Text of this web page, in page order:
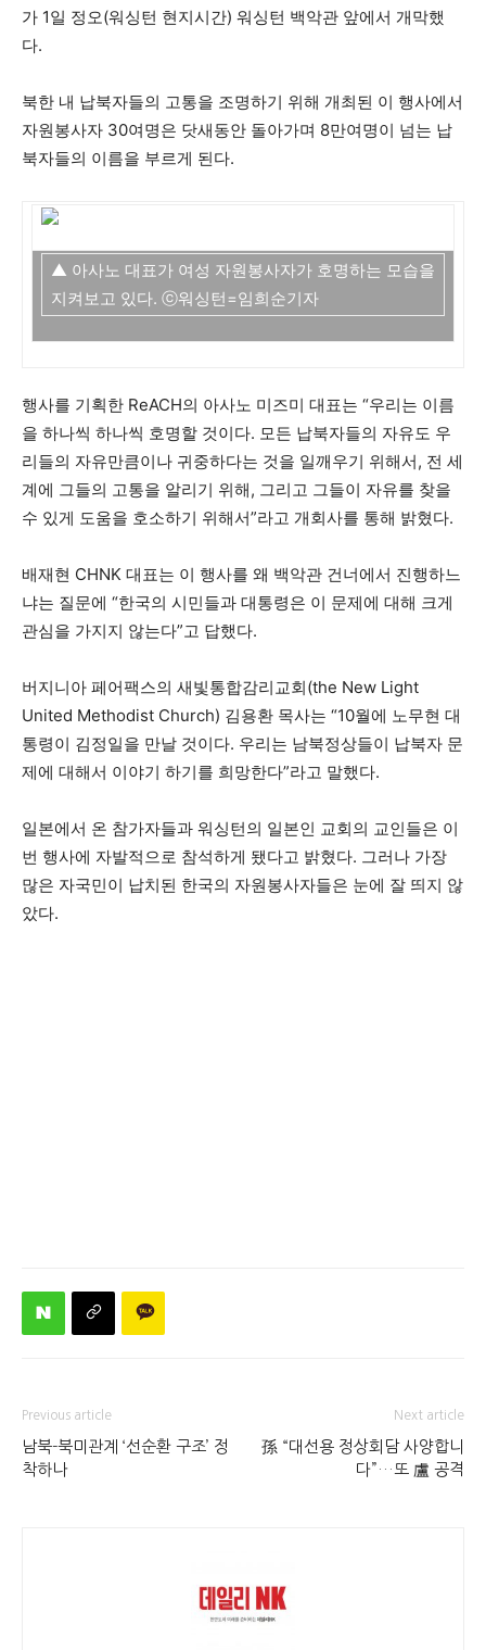
가 1일 정오(워싱턴 현지시간) 워싱턴 백악관 앞에서 개막했
다.
북한 내 납북자들의 고통을 조명하기 위해 개최된 이 행사에서
자원봉사자 30여명은 닷새동안 돌아가며 8만여명이 넘는 납
북자들의 이름을 부르게 된다.
▲ 아사노 대표가 여성 자원봉사자가 호명하는 모습을
지켜보고 있다. ⓒ워싱턴=임희순기자
행사를 기획한 ReACH의 아사노 미즈미 대표는 “우리는 이름
을 하나씩 하나씩 호명할 것이다. 모든 납북자들의 자유도 우
리들의 자유만큼이나 귀중하다는 것을 일깨우기 위해서, 전 세
계에 그들의 고통을 알리기 위해, 그리고 그들이 자유를 찾을
수 있게 도움을 호소하기 위해서”라고 개회사를 통해 밝혔다.
배재현 CHNK 대표는 이 행사를 왜 백악관 건너에서 진행하느
냐는 질문에 “한국의 시민들과 대통령은 이 문제에 대해 크게
관심을 가지지 않는다”고 답했다.
버지니아 페어팩스의 새빛통합감리교회(the New Light
United Methodist Church) 김용환 목사는 “10월에 노무현 대
통령이 김정일을 만날 것이다. 우리는 남북정상들이 납북자 문
제에 대해서 이야기 하기를 희망한다”라고 말했다.
일본에서 온 참가자들과 워싱턴의 일본인 교회의 교인들은 이
번 행사에 자발적으로 참석하게 됐다고 밝혔다. 그러나 가장
많은 자국민이 납치된 한국의 자원봉사자들은 눈에 잘 띄지 않
았다.
Previous article
남북-북미관계 ‘선순환 구조’ 정
착하나
Next article
孫 “대선용 정상회담 사양합니
다”…또 盧 공격